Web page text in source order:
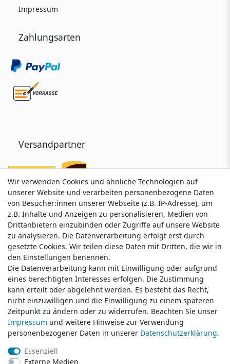
Impressum
Zahlungsarten
Versandpartner
Service & Kontakt
Wünschen Sie einen Rückruf?
service@klamato.de
Schreiben Sie uns:
service@klamato.de
Wir verwenden Cookies und ähnliche Technologien auf
unserer Website und verarbeiten personenbezogene Daten
von Besucher:innen unserer Webseite (z.B. IP-Adresse), um
z.B. Inhalte und Anzeigen zu personalisieren, Medien von
Drittanbietern einzubinden oder Zugriffe auf unsere Website
zu analysieren. Die Datenverarbeitung erfolgt erst durch
gesetzte Cookies. Wir teilen diese Daten mit Dritten, die wir in
den Einstellungen benennen.
Die Datenverarbeitung kann mit Einwilligung oder aufgrund
eines berechtigten Interesses erfolgen. Die Zustimmung
kann erteilt oder abgelehnt werden. Es besteht das Recht,
nicht einzuwilligen und die Einwilligung zu einem späteren
Zeitpunkt zu ändern oder zu widerrufen. Beachten Sie unser
Impressum und weitere Hinweise zur Verwendung
personenbezogener Daten in unserer Daten­schutz­erklärung.
Essenziell
Externe Medien
Wir verwenden Cookies und ähnliche Technologien auf
unserer Website und verarbeiten personenbezogene Daten
von Besucher:innen unserer Webseite (z.B. IP-Adresse), um
z.B. Inhalte und Anzeigen zu personalisieren, Medien von
Drittanbietern einzubinden oder Zugriffe auf unsere Website
zu analysieren. Die Datenverarbeitung erfolgt erst durch
gesetzte Cookies. Wir teilen diese Daten mit Dritten, die wir in
den Einstellungen benennen.
Die Datenverarbeitung kann mit Einwilligung oder aufgrund
eines berechtigten Interesses erfolgen. Die Zustimmung
kann erteilt oder abgelehnt werden. Es besteht das Recht,
nicht einzuwilligen und die Einwilligung zu einem späteren
Zeitpunkt zu ändern oder zu widerrufen. Beachten Sie unser
Impressum und weitere Hinweise zur Verwendung
personenbezogener Daten in unserer Daten­schutz­erklärung.
Essenziell
Externe Medien